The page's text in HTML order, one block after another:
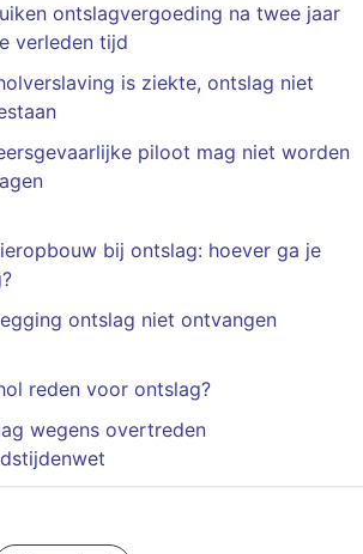
ontslagvergoeding na twee jaar
verleden tijd
is ziekte, ontslag niet
piloot mag niet worden
bij ontslag: hoever ga je
ontslag niet ontvangen
reden voor ontslag?
wegens overtreden